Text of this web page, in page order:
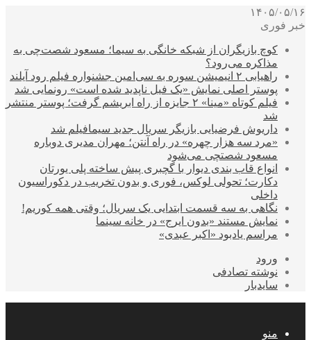
۱۴۰۵/۰۵/۱۶
خبر فوری
کوچ بازیگران از شبکه خانگی به سیما؛ مسعود شصت‌چی به
مذاکره می‌رود؟
راهیابی ۲ انیمیشن سوره به سی‌امین جشنواره فیلم رود آیلند
پوستر اصلی نمایش «یک فیل ناپدید شده است» رونمایی شد
فیلم کوتاه «مینا» ۲ جایزه از راه ابریشم گرفت؛ پوستر منتشر
شد
داریوش فرضیایی بازیگر سریال جدید سیمافیلم شد
«مرد سه هزار چهره» در راه آنتن؛ مهران مدیری دوباره
مسعود شصتچی می‌شود
انواع قاب بندی دیوار با گچبری پیش ساخته پلی یورتان
دکارت؛ تحولی لوکس، فوری و بدون تخریب در دکوراسیون
داخلی
نگاهی به سه قسمت ابتدایی یک سریال؛ وقتی همه کوریم!
نمایش مستند «بدون ایرج» در خانه سینما
مراسم یادبود «اکبر عبدی»
ورود
نوشته تصادفی
سایدبار
منو